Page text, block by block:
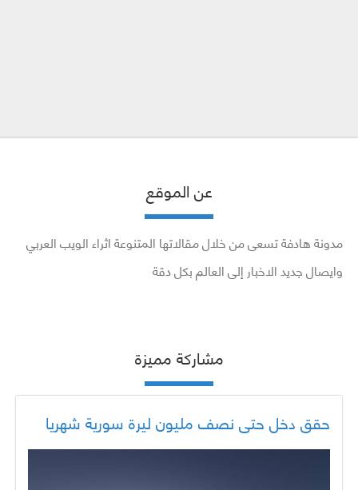
عن الموقع
مدونة هادفة تسعى من خلال مقالاتها المتنوعة اثراء الويب العربي
وايصال جديد الاخبار إلى العالم بكل دقة
مشاركة مميزة
حقق دخل حتى نصف مليون ليرة سورية شهريا